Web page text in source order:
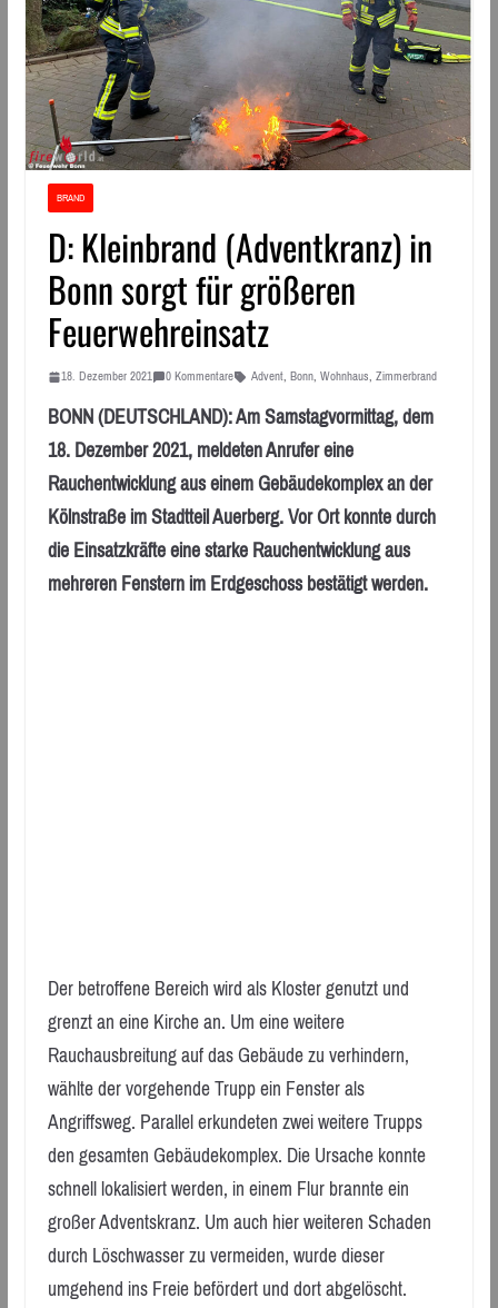
BRAND
D: Kleinbrand (Adventkranz) in
Bonn sorgt für größeren
Feuerwehreinsatz
18. Dezember 2021 0 Kommentare Advent, Bonn, Wohnhaus, Zimmerbrand
BONN (DEUTSCHLAND): Am Samstagvormittag, dem
18. Dezember 2021, meldeten Anrufer eine
Rauchentwicklung aus einem Gebäudekomplex an der
Kölnstraße im Stadtteil Auerberg. Vor Ort konnte durch
die Einsatzkräfte eine starke Rauchentwicklung aus
mehreren Fenstern im Erdgeschoss bestätigt werden.
Der betroffene Bereich wird als Kloster genutzt und
grenzt an eine Kirche an. Um eine weitere
Rauchausbreitung auf das Gebäude zu verhindern,
wählte der vorgehende Trupp ein Fenster als
Angriffsweg. Parallel erkundeten zwei weitere Trupps
den gesamten Gebäudekomplex. Die Ursache konnte
schnell lokalisiert werden, in einem Flur brannte ein
großer Adventskranz. Um auch hier weiteren Schaden
durch Löschwasser zu vermeiden, wurde dieser
umgehend ins Freie befördert und dort abgelöscht.